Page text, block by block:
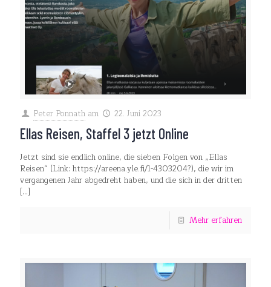
Peter Ponnath am 22. Juni 2023
Ellas Reisen, Staffel 3 jetzt Online
Jetzt sind sie endlich online, die sieben Folgen von „Ellas
Reisen“ (Link: https://areena.yle.fi/1-4303204?), die wir im
vergangenen Jahr abgedreht haben, und die sich in der dritten
[…]
Mehr erfahren